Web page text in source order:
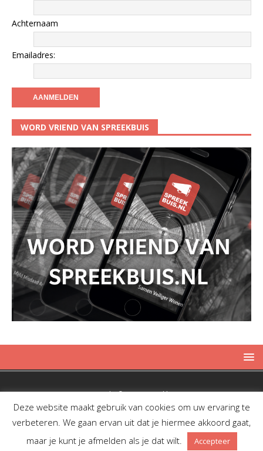
Achternaam
Emailadres:
WORD VRIEND VAN SPREEKBUIS
Copyright © 2019 Spreekbuis
Deze website maakt gebruik van cookies om uw ervaring te
verbeteren. We gaan ervan uit dat je hiermee akkoord gaat,
maar je kunt je afmelden als je dat wilt.
Accepteer